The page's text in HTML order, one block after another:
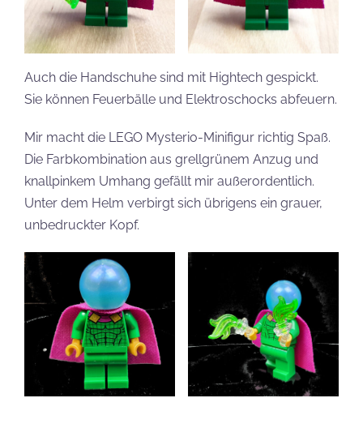
Auch die Handschuhe sind mit Hightech gespickt.
Sie können Feuerbälle und Elektroschocks abfeuern.
Mir macht die LEGO Mysterio-Minifigur richtig Spaß.
Die Farbkombination aus grellgrünem Anzug und
knallpinkem Umhang gefällt mir außerordentlich.
Unter dem Helm verbirgt sich übrigens ein grauer,
unbedruckter Kopf.